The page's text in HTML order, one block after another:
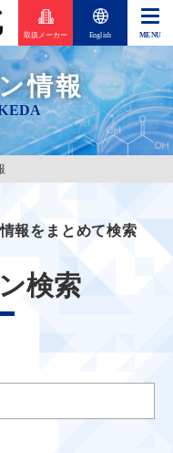
取扱メーカー English
情報
報をまとめて検索
検索